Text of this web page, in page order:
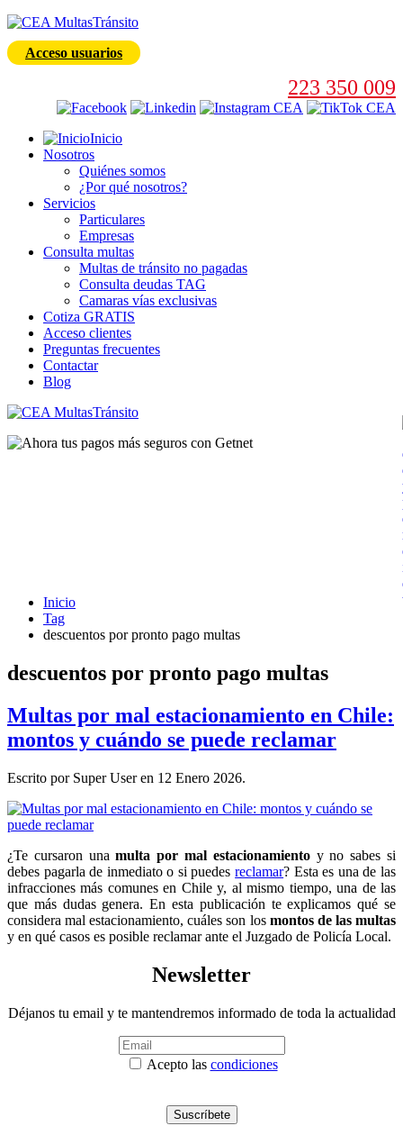
Acceso usuarios
223 350 009
Inicio
Nosotros
Quiénes somos
¿Por qué nosotros?
Servicios
Particulares
Empresas
Consulta multas
Multas de tránsito no pagadas
Consulta deudas TAG
Camaras vías exclusivas
Cotiza GRATIS
Acceso clientes
Preguntas frecuentes
Contactar
Blog
Inicio
Tag
descuentos por pronto pago multas
descuentos por pronto pago multas
Multas por mal estacionamiento en Chile:
montos y cuándo se puede reclamar
Escrito por Super User en 12 Enero 2026.
¿Te cursaron unamulta por mal estacionamientoy no sabes si
debes pagarla de inmediato o si puedesreclamar? Esta es una de las
infracciones más comunes en Chile y, al mismo tiempo, una de las
que más dudas genera. En esta publicación te explicamos qué se
considera mal estacionamiento, cuáles son los montos de las multas
y en qué casos es posible reclamar ante el Juzgado de Policía Local.
Newsletter
Déjanos tu email y te mantendremos informado de toda la actualidad
Acepto las condiciones